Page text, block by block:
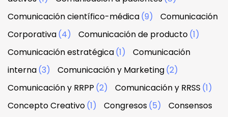
Comunicación científico-médica(9)
Comunicación
Corporativa(4) Comunicación de producto(1)
Comunicación estratégica(1)
Comunicación
interna(3) Comunicación y Marketing(2)
Comunicación y RRPP (2) Comunicación y RRSS (1)
Concepto Creativo(1) Congresos(5)
Consensos